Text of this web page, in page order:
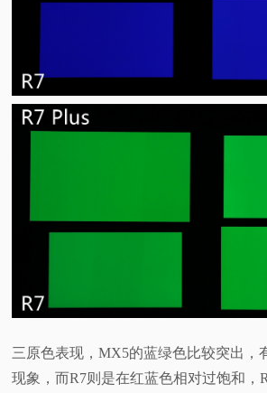
三原色表现，MX5的蓝绿色比较突出，
现象，而R7则是在红蓝色相对过饱和，